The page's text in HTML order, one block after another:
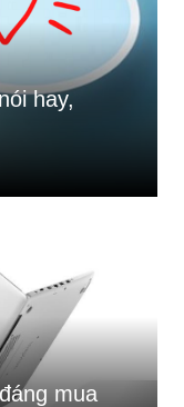
hay,
mua